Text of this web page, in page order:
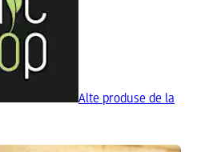
Alte produse de la